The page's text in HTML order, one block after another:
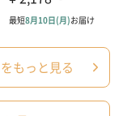
ィング）
する場合がありま
もっと見る